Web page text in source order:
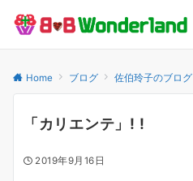
Home ブログ 佐伯玲子のブログ
「カリエンテ」! !
2019年9月16日